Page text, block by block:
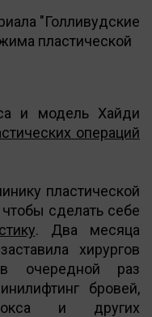
"Голливудские
пластической
и модель Хайди
операций
пластической
сделать себе
. Два месяца
хирургов
очередной раз
бровей,
и других